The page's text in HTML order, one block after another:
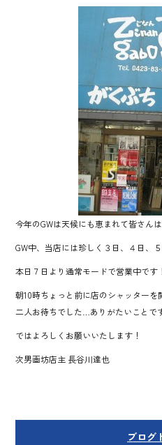
今年のGWは天候にも恵まれて皆さん
GW中、当店には珍しく３日、４日、
本日７日より通常モードで営業中です！
朝10時ちょっと前に店のシャッター
二人お待ちでした…ありがたいことで
ではよろしくお願いいたします！
次男画坊店主 長谷川達也
ブログ